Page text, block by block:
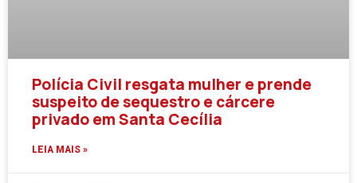
Polícia Civil resgata mulher e prende
suspeito de sequestro e cárcere
privado em Santa Cecília
LEIA MAIS »